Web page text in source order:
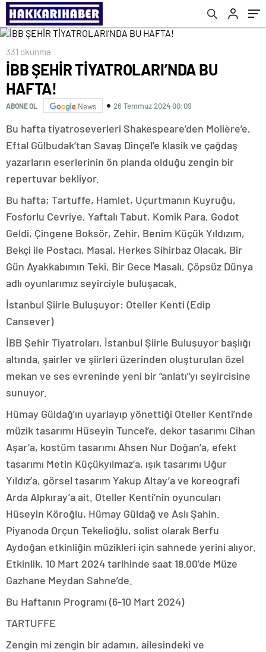
331 okunma
İBB ŞEHİR TİYATROLARI’NDA BU
HAFTA!
ABONE OL News 26 Temmuz 2024 00:09
Bu hafta tiyatroseverleri Shakespeare’den Molière’e,
Eftal Gülbudak’tan Savaş Dinçel’e klasik ve çağdaş
yazarların eserlerinin ön planda olduğu zengin bir
repertuvar bekliyor.
Bu hafta; Tartuffe, Hamlet, Uçurtmanın Kuyruğu,
Fosforlu Cevriye, Yaftalı Tabut, Komik Para, Godot
Geldi, Çingene Boksör, Zehir, Benim Küçük Yıldızım,
Bekçi ile Postacı, Masal, Herkes Sihirbaz Olacak, Bir
Gün Ayakkabımın Teki, Bir Gece Masalı, Çöpsüz Dünya
adlı oyunlarımız seyirciyle buluşacak.
İstanbul Şiirle Buluşuyor: Oteller Kenti (Edip
Cansever)
İBB Şehir Tiyatroları, İstanbul Şiirle Buluşuyor başlığı
altında, şairler ve şiirleri üzerinden oluşturulan özel
mekan ve ses evreninde yeni bir “anlatı”yı seyircisine
sunuyor.
Hümay Güldağ’ın uyarlayıp yönettiği Oteller Kenti’nde
müzik tasarımı Hüseyin Tuncel’e, dekor tasarımı Cihan
Aşar’a, kostüm tasarımı Ahsen Nur Doğan’a, efekt
tasarımı Metin Küçükyılmaz’a, ışık tasarımı Uğur
Yıldız’a, görsel tasarım Yakup Altay’a ve koreografi
Arda Alpkıray’a ait. Oteller Kenti’nin oyuncuları
Hüseyin Köroğlu, Hümay Güldağ ve Aslı Şahin.
Piyanoda Orçun Tekelioğlu, solist olarak Berfu
Aydoğan etkinliğin müzikleri için sahnede yerini alıyor.
Etkinlik, 10 Mart 2024 tarihinde saat 18.00’de Müze
Gazhane Meydan Sahne’de.
Bu Haftanın Programı (6-10 Mart 2024)
TARTUFFE
Zengin mi zengin bir adamın, ailesindeki ve